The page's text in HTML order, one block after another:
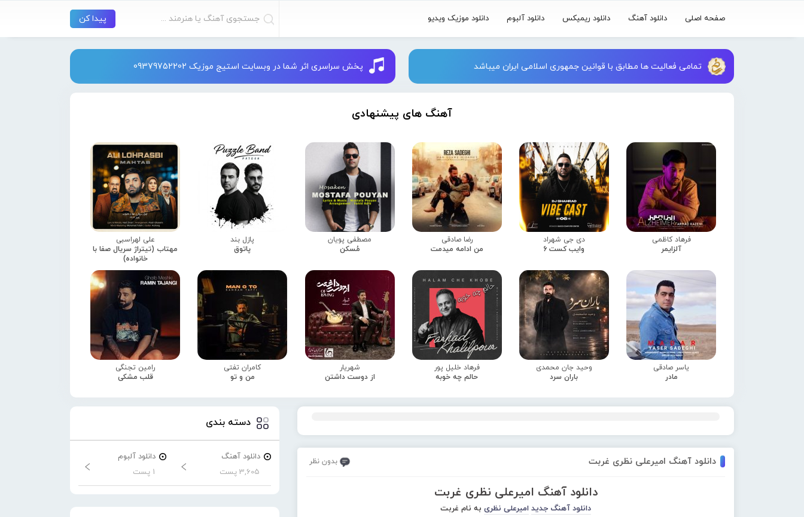
صفحه اصلی دانلود آهنگ دانلود ریمیکس دانلود آلبوم دانلود موزیک ویدیو
تمامی فعالیت ها مطابق با قوانین جمهوری اسلامی ایران میباشد پخش سراسری اثر شما در وبسایت استیج موزیک 09379752202
آهنگ های پیشنهادی
فرهاد کاظمی
آلزایمر
دی جی شهراد
وایب کست 6
رضا صادقی
من ادامه میدمت
مصطفی پویان
مُسکن
پازل بند
پاتوق
علی لهراسبی
مهتاب (تیتراژ سریال صفا با
خانواده)
یاسر صادقی
مادر
وحید جان محمدی
باران سرد
فرهاد خلیل پور
حالم چه خوبه
شهریار
از دوست داشتن
کامران تفتی
من و تو
رامین تجنگی
قلب مشکی
دانلود آهنگ امیرعلی نظری غربت بدون نظر
دانلود آهنگ امیرعلی نظری غربت
دانلود آهنگ جدید امیرعلی نظری به نام غربت
دسته بندی
دانلود آهنگ
3,605 پست
دانلود آلبوم
1 پست